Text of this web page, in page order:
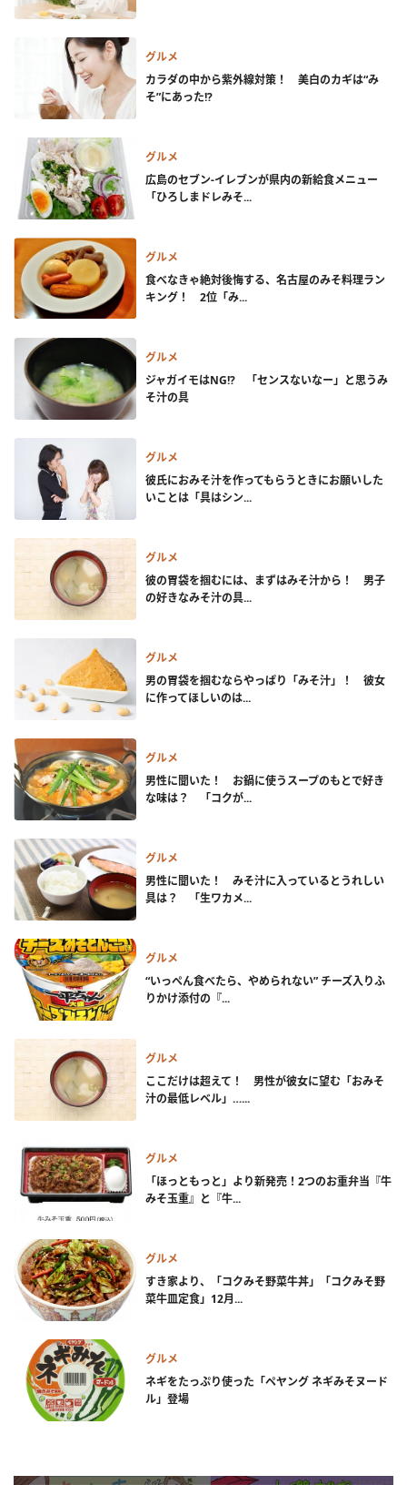
グルメ
カラダの中から紫外線対策！ 美白のカギは“み
そ”にあった!?
グルメ
広島のセブン-イレブンが県内の新給食メニュー
「ひろしまドレみそ...
グルメ
食べなきゃ絶対後悔する、名古屋のみそ料理ラン
キング！ 2位「み...
グルメ
ジャガイモはNG!? 「センスないなー」と思うみ
そ汁の具
グルメ
彼氏におみそ汁を作ってもらうときにお願いした
いことは「具はシン...
グルメ
彼の胃袋を掴むには、まずはみそ汁から！ 男子
の好きなみそ汁の具...
グルメ
男の胃袋を掴むならやっぱり「みそ汁」！ 彼女
に作ってほしいのは...
グルメ
男性に聞いた！ お鍋に使うスープのもとで好き
な味は？ 「コクが...
グルメ
男性に聞いた！ みそ汁に入っているとうれしい
具は？ 「生ワカメ...
グルメ
“いっぺん食べたら、やめられない” チーズ入りふ
りかけ添付の『...
グルメ
ここだけは超えて！ 男性が彼女に望む「おみそ
汁の最低レベル」…...
グルメ
「ほっともっと」より新発売！2つのお重弁当『牛
みそ玉重』と『牛...
グルメ
すき家より、「コクみそ野菜牛丼」「コクみそ野
菜牛皿定食」12月...
グルメ
ネギをたっぷり使った「ペヤング ネギみそヌード
ル」登場